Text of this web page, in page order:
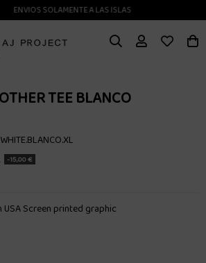
ENVIOS SOLAMENTE A LAS ISLAS CANARIAS
TEE BLANCO
-15,00 €
Screen printed graphic